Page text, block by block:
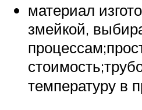
материал
змейкой,
температуру в